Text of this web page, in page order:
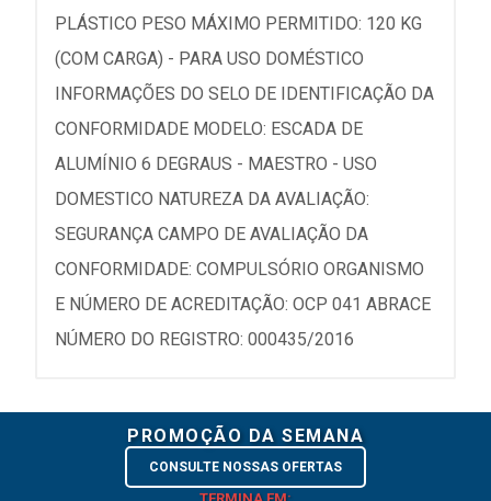
PLÁSTICO PESO MÁXIMO PERMITIDO: 120 KG
(COM CARGA) - PARA USO DOMÉSTICO
INFORMAÇÕES DO SELO DE IDENTIFICAÇÃO DA
CONFORMIDADE MODELO: ESCADA DE
ALUMÍNIO 6 DEGRAUS - MAESTRO - USO
DOMESTICO NATUREZA DA AVALIAÇÃO:
SEGURANÇA CAMPO DE AVALIAÇÃO DA
CONFORMIDADE: COMPULSÓRIO ORGANISMO
E NÚMERO DE ACREDITAÇÃO: OCP 041 ABRACE
NÚMERO DO REGISTRO: 000435/2016
PROMOÇÃO DA SEMANA
CONSULTE NOSSAS OFERTAS